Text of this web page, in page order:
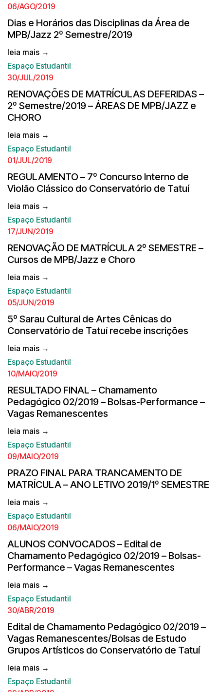
06/AGO/2019
Dias e Horários das Disciplinas da Área de
MPB/Jazz 2º Semestre/2019
leia mais →
Espaço Estudantil
30/JUL/2019
RENOVAÇÕES DE MATRÍCULAS DEFERIDAS –
2º Semestre/2019 – ÁREAS DE MPB/JAZZ e
CHORO
leia mais →
Espaço Estudantil
01/JUL/2019
REGULAMENTO – 7º Concurso Interno de
Violão Clássico do Conservatório de Tatuí
leia mais →
Espaço Estudantil
17/JUN/2019
RENOVAÇÃO DE MATRÍCULA 2º SEMESTRE –
Cursos de MPB/Jazz e Choro
leia mais →
Espaço Estudantil
05/JUN/2019
5º Sarau Cultural de Artes Cênicas do
Conservatório de Tatuí recebe inscrições
leia mais →
Espaço Estudantil
10/MAIO/2019
RESULTADO FINAL – Chamamento
Pedagógico 02/2019 – Bolsas-Performance –
Vagas Remanescentes
leia mais →
Espaço Estudantil
09/MAIO/2019
PRAZO FINAL PARA TRANCAMENTO DE
MATRÍCULA – ANO LETIVO 2019/1º SEMESTRE
leia mais →
Espaço Estudantil
06/MAIO/2019
ALUNOS CONVOCADOS – Edital de
Chamamento Pedagógico 02/2019 – Bolsas-
Performance – Vagas Remanescentes
leia mais →
Espaço Estudantil
30/ABR/2019
Edital de Chamamento Pedagógico 02/2019 –
Vagas Remanescentes/Bolsas de Estudo
Grupos Artísticos do Conservatório de Tatuí
leia mais →
Espaço Estudantil